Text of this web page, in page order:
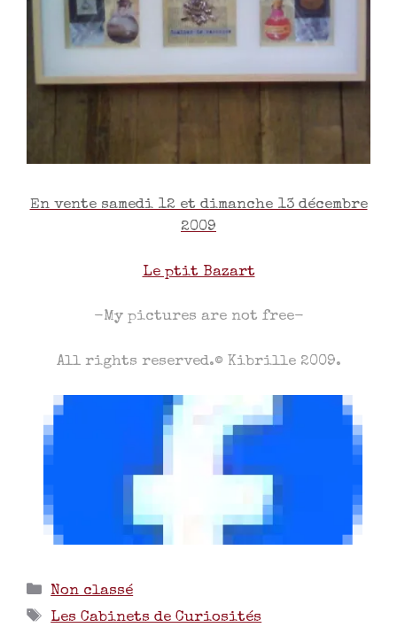
En vente samedi 12 et dimanche 13 décembre
2009
Le ptit Bazart
-My pictures are not free-
All rights reserved.© Kibrille 2009.
Non classé
Les Cabinets de Curiosités